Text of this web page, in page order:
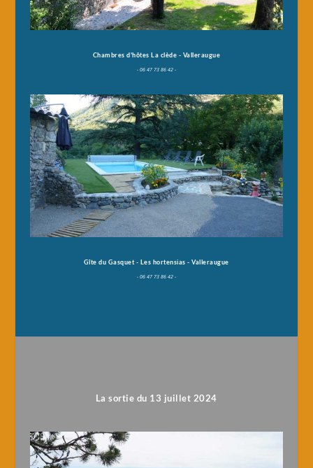
Chambres d'hôtes La clède - Valleraugue
- 06 47 73 86 42 -
Gîte du Gasquet - Les hortensias - Valleraugue
- 06 47 73 86 42 -
La sortie du 13 juillet 2024